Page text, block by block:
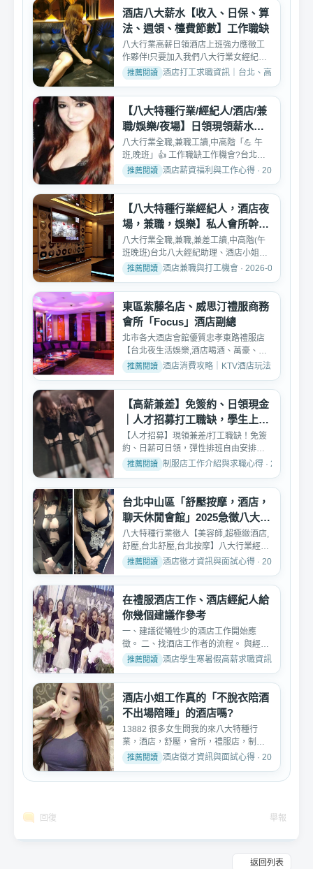
酒店八大薪水【收入、日保、算
法、週領、檯費節數】工作職缺
八大行業高薪日領酒店上班強力應徵工
作夥伴!只要加入我們八大行業女經紀團
隊月入10幾萬以上非夢...
酒店打工求職資訊｜台北、高雄、台中
【八大特種行業/經紀人/酒店/兼
職/娛樂/夜場】日領現領薪水工
作
八大行業全職,兼職工讀,中高階「💪 午
班,晚班」👍 工作職缺工作機會?️台北市
中山區、東區酒店、...酒店薪資福利與工作心得 · 2026-02-07
【八大特種行業經紀人，酒店夜
場，兼職，娛樂】私人會所幹部
高薪工作
八大行業全職,兼職,兼差工讀,中高階(午
班晚班)台北八大經紀助理、酒店小姐、
公關、領檯、酒店行...酒店兼職與打工機會 · 2026-02-09
東區紫藤名店、威思汀禮服商務
會所「Focus」酒店副總
北市各大酒店會館優質忠孝東路禮服店
【台北夜生活娛樂,酒店喝酒、萬豪、百
達妃麗、特蘭斯、威思...
酒店消費攻略｜KTV酒店玩法、消費與
【高薪兼差】免簽約、日領現金
｜人才招募打工職缺，學生上班
族皆可
【人才招募】現領兼差/打工職缺！免簽
約、日薪可日領，彈性排班自由安排時
間。適合學生、上班族...
制服店工作介紹與求職心得 · 2026-03-
台北中山區「舒壓按摩，酒店，
聊天休閒會館」2025急徵八大工
作人員
八大特種行業徵人【美容師,超極緻酒店,
舒壓,台北舒壓,台北按摩】八大行業經紀
公司、八大酒店、八...酒店徵才資訊與面試心得 · 2025-01-20
在禮服酒店工作、酒店經紀人給
你幾個建議作參考
一、建議從犧牲少的酒店工作開始應
徵。 二、找酒店工作者的流程。 與經紀
人見面了解面試需求-->...
酒店學生寒暑假高薪求職資訊 · 2026-
酒店小姐工作真的「不脫衣陪酒
不出場陪睡」的酒店嗎?
13882 很多女生問我的來八大特種行
業，酒店，舒壓，會所，禮服店，制服
店，便服店，護膚養生館，...
酒店徵才資訊與面試心得 · 2025-04-19
回復 舉報
返回列表